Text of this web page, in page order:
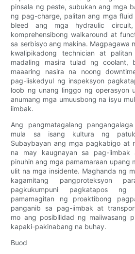
pinsala ng peste, subukan ang mga
ng pag-charge, palitan ang mga
bleed ang mga hydraulic
komprehensibong walkaround at
sa serbisyo ang makina. Magpagawa
kwalipikadong technician at
madaling masira tulad ng
maaaring nasira na noong
pag-iiskedyul ng inspeksyon
loob ng unang linggo ng operasyon
anumang mga umuusbong na isyu
iimbak.
Ang pangmatagalang
mula sa isang kultura ng
Subaybayan ang mga pagkabigo at
na may kaugnayan sa pag-iimbak
pinuhin ang mga pamamaraan upang
ulit na mga insidente. Maghanda ng
kagamitang pangproteksyon
pagkukumpuni pagkatapos ng
pamamagitan ng proaktibong
panganib sa pag-iimbak at
mo ang posibilidad ng maiiwasang
kapaki-pakinabang na buhay.
Buod